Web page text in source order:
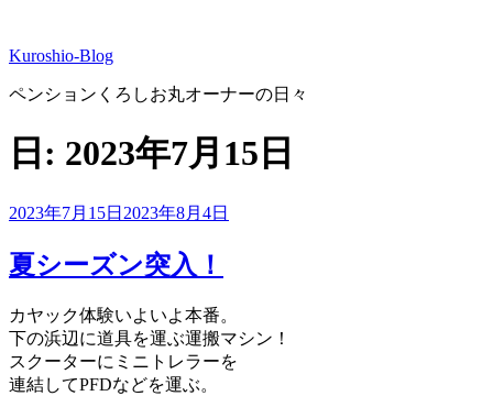
テ
ン
へ
ス
ッ
プ
Kuroshio-Blog
ペンションくろしお丸オーナーの日々
日: 2023年7月15日
投
日:
2023年7月15日 2023年8月4日
夏シーズン突入！
カヤック体験いよいよ本番。
下の浜辺に道具を運ぶ運搬マシン！
スクーターにミニトレラーを
連結してPFDなどを運ぶ。